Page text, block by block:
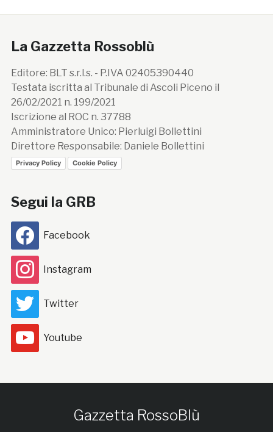
La Gazzetta Rossoblù
Editore: BLT s.r.l.s. - P.IVA 02405390440
Testata iscritta al Tribunale di Ascoli Piceno il
26/02/2021 n. 199/2021
Iscrizione al ROC n. 37788
Amministratore Unico: Pierluigi Bollettini
Direttore Responsabile: Daniele Bollettini
Privacy Policy Cookie Policy
Segui la GRB
Facebook
Instagram
Twitter
Youtube
Gazzetta RossoBlù